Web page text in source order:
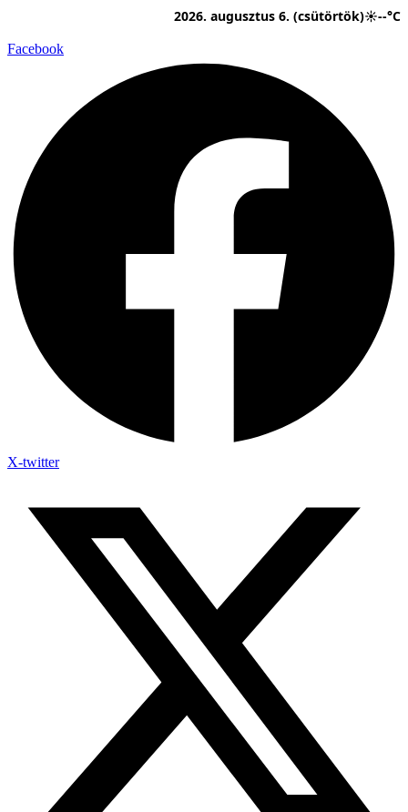
tartalomhoz
2026. augusztus 6. (csütörtök)☀--°C
Facebook
X-twitter